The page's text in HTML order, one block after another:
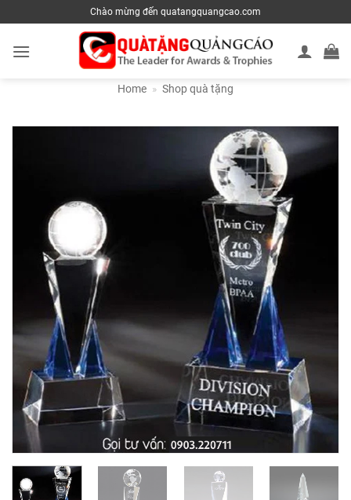
to
content
Chào mừng đến quatangquangcao.com
Home » Shop quà tặng